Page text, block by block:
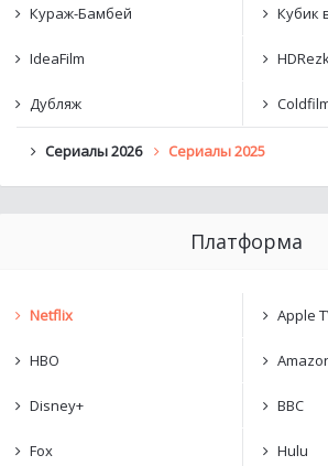
Кураж-Бамбей Кубик
IdeaFilm
Дубляж
Сериалы 2026 Сериалы 2025
Платформа
Netflix Apple
HBO
Disney+ BBC
Fox Hulu